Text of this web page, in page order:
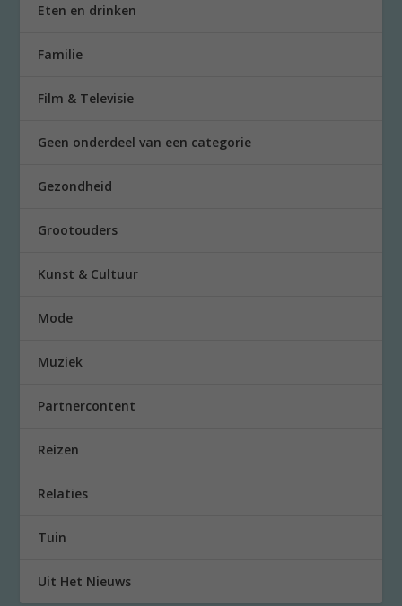
Eten en drinken
Familie
Film & Televisie
Geen onderdeel van een categorie
Gezondheid
Grootouders
Kunst & Cultuur
Mode
Muziek
Partnercontent
Reizen
Relaties
Tuin
Uit Het Nieuws